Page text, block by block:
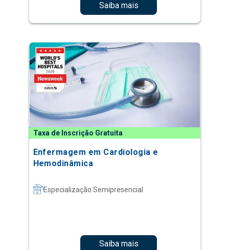
Saiba mais
Taxa de Inscrição Gratuita
Enfermagem em Cardiologia e
Hemodinâmica
Especialização Semipresencial
Saiba mais